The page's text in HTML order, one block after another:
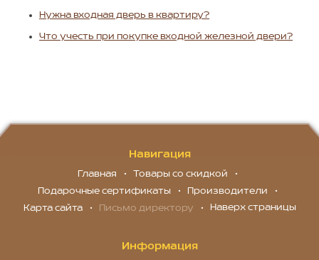
Нужна входная дверь в квартиру?
Что учесть при покупке входной железной двери?
Навигация
Главная
Товары со скидкой
Подарочные сертификаты
Производители
Карта сайта
Письмо директору Наверх страницы
Информация